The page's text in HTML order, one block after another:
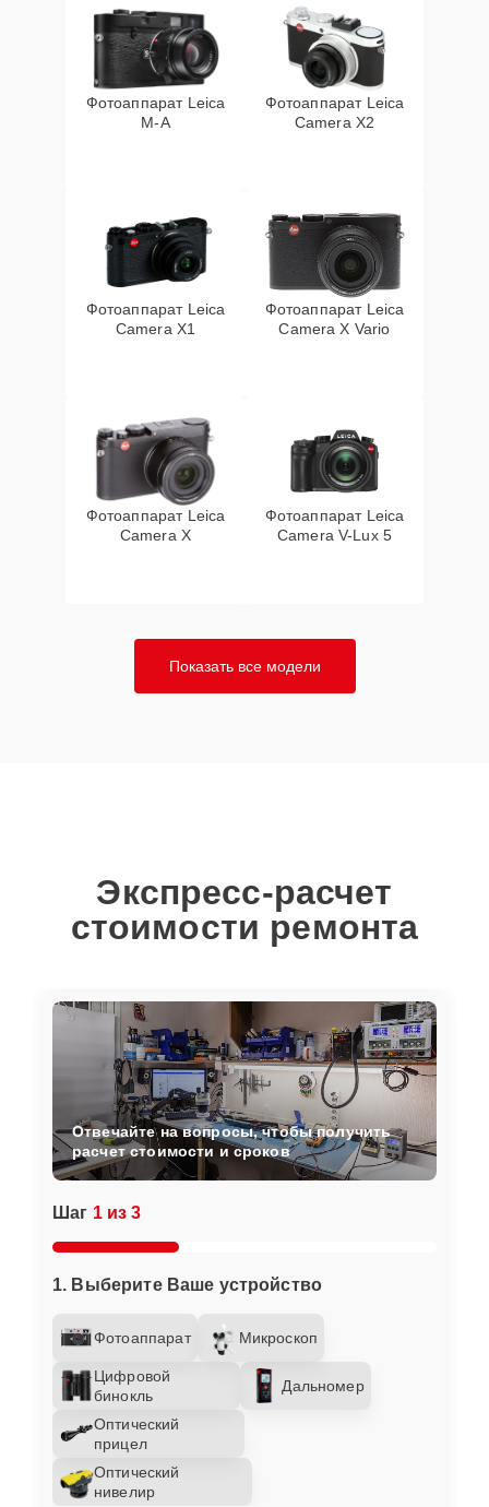
Фотоаппарат Leica
M-A
Фотоаппарат Leica
Camera X2
Фотоаппарат Leica
Camera X1
Фотоаппарат Leica
Camera X Vario
Фотоаппарат Leica
Camera X
Фотоаппарат Leica
Camera V-Lux 5
Показать все модели
Экспресс-расчет
стоимости ремонта
Шаг 1 из 3
1. Выберите Ваше устройство
Фотоаппарат Микроскоп
Цифровой
бинокль
Дальномер
Оптический
прицел
Оптический
нивелир
Отвечайте на вопросы, чтобы получить
расчет стоимости и сроков